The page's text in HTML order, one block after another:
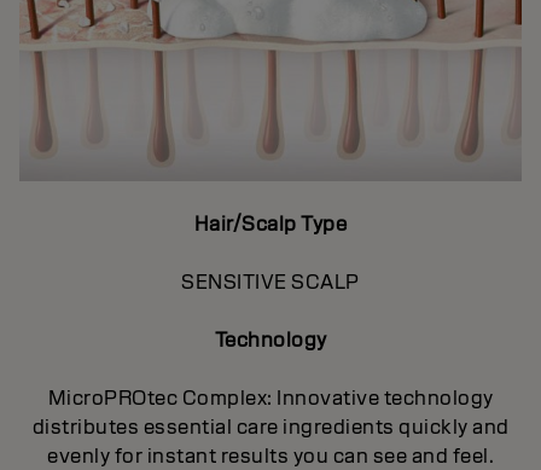
Hair/Scalp Type
SENSITIVE SCALP
Technology
MicroPROtec Complex: Innovative technology
distributes essential care ingredients quickly and
evenly for instant results you can see and feel.